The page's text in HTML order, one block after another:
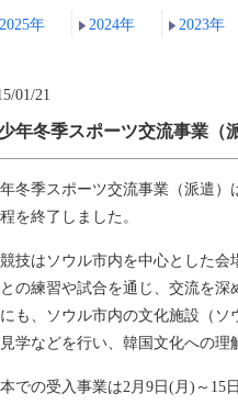
2025年 2024年 2023年
01/21
年冬季スポーツ交流事業（
冬季スポーツ交流事業（派遣
を終了しました。
技はソウル市内を中心とした
の練習や試合を通じ、交流を深
も、ソウル市内の文化施設（
学などを行い、韓国文化への理
での受入事業は2月9日(月)～15